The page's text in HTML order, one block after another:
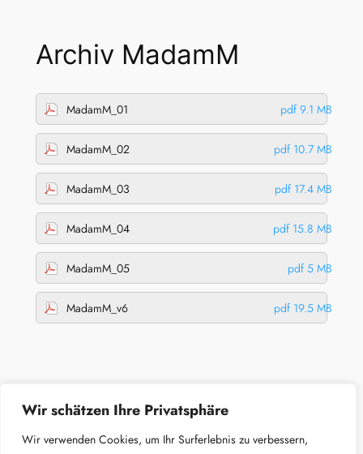
Wir schätzen Ihre Privatsphäre
Wir verwenden Cookies, um Ihr Surferlebnis zu verbessern,
Archiv MadamM
MadamM_01 pdf 9.1 MB
MadamM_02 pdf 10.7 MB
MadamM_03 pdf 17.4 MB
MadamM_04 pdf 15.8 MB
MadamM_05 pdf 5 MB
MadamM_v6 pdf 19.5 MB